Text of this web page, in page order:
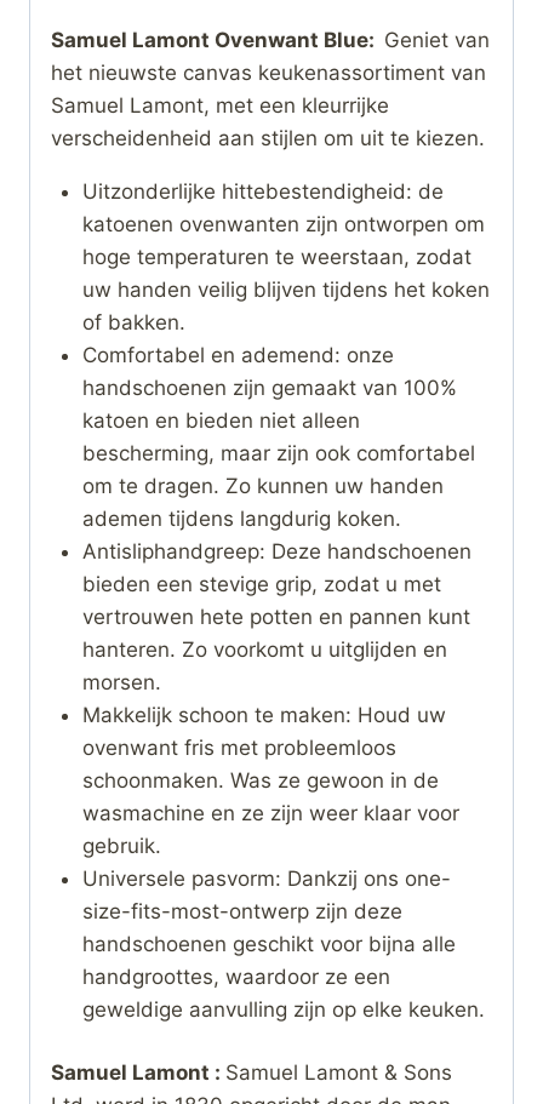
Samuel Lamont Ovenwant Blue: Geniet van
het nieuwste canvas keukenassortiment van
Samuel Lamont, met een kleurrijke
verscheidenheid aan stijlen om uit te kiezen.
Uitzonderlijke hittebestendigheid: de
katoenen ovenwanten zijn ontworpen om
hoge temperaturen te weerstaan, zodat
uw handen veilig blijven tijdens het koken
of bakken.
Comfortabel en ademend: onze
handschoenen zijn gemaakt van 100%
katoen en bieden niet alleen
bescherming, maar zijn ook comfortabel
om te dragen. Zo kunnen uw handen
ademen tijdens langdurig koken.
Antisliphandgreep: Deze handschoenen
bieden een stevige grip, zodat u met
vertrouwen hete potten en pannen kunt
hanteren. Zo voorkomt u uitglijden en
morsen.
Makkelijk schoon te maken: Houd uw
ovenwant fris met probleemloos
schoonmaken. Was ze gewoon in de
wasmachine en ze zijn weer klaar voor
gebruik.
Universele pasvorm: Dankzij ons one-
size-fits-most-ontwerp zijn deze
handschoenen geschikt voor bijna alle
handgroottes, waardoor ze een
geweldige aanvulling zijn op elke keuken.
Samuel Lamont : Samuel Lamont & Sons